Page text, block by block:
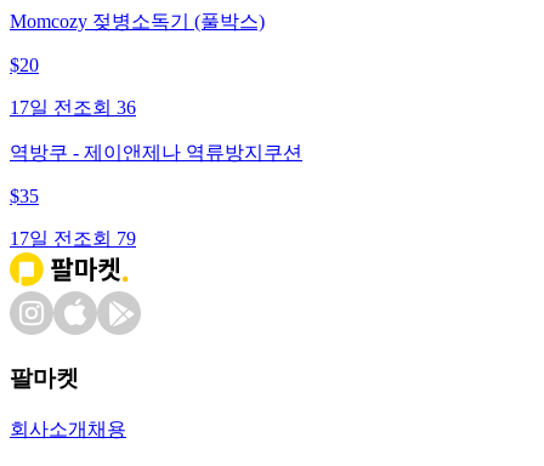
Momcozy 젖병소독기 (풀박스)
$20
17일 전 조회 36
역방쿠 - 제이앤제나 역류방지쿠션
$35
17일 전 조회 79
팔마켓
회사소개 채용